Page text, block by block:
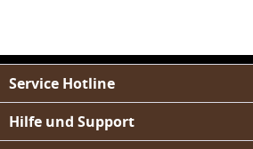
Service Hotline
Hilfe und Support